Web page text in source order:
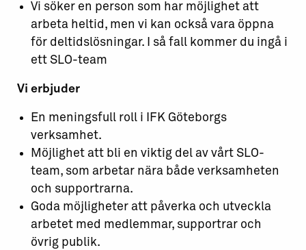
Vi söker en person som har möjlighet att
arbeta heltid, men vi kan också vara öppna
för deltidslösningar. I så fall kommer du ingå i
ett SLO-team
Vi erbjuder
En meningsfull roll i IFK Göteborgs
verksamhet.
Möjlighet att bli en viktig del av vårt SLO-
team, som arbetar nära både verksamheten
och supportrarna.
Goda möjligheter att påverka och utveckla
arbetet med medlemmar, supportrar och
övrig publik.